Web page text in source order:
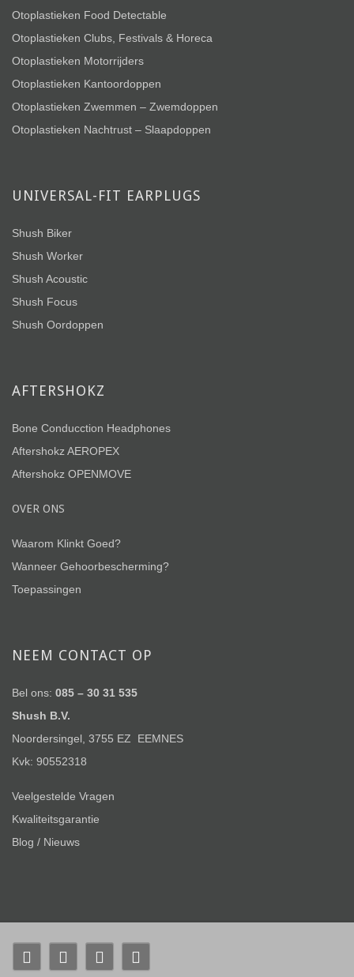
Otoplastieken Food Detectable
Otoplastieken Clubs, Festivals & Horeca
Otoplastieken Motorrijders
Otoplastieken Kantoordoppen
Otoplastieken Zwemmen – Zwemdoppen
Otoplastieken Nachtrust – Slaapdoppen
UNIVERSAL-FIT EARPLUGS
Shush Biker
Shush Worker
Shush Acoustic
Shush Focus
Shush Oordoppen
AFTERSHOKZ
Bone Conducction Headphones
Aftershokz AEROPEX
Aftershokz OPENMOVE
OVER ONS
Waarom Klinkt Goed?
Wanneer Gehoorbescherming?
Toepassingen
NEEM CONTACT OP
Bel ons: 085 – 30 31 535
Shush B.V.
Noordersingel, 3755 EZ EEMNES
Kvk: 90552318
Veelgestelde Vragen
Kwaliteitsgarantie
Blog / Nieuws